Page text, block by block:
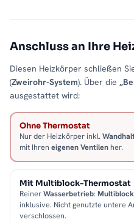
Anschluss an Ihre
Diesen Heizkörper schließen
(Zweirohr-System). Über die
ausgestattet wird:
Ohne Thermostat
Nur der Heizkörper inkl.
mit Ihren eigenen Ventilen her.
Mit Multiblock-Thermostat
ReinerWasserbetrieb: Multiblock
inklusive. Nicht genutzte untere
verschlossen.